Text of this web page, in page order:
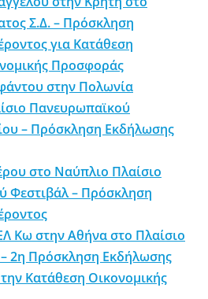
Σ.Δ. – Πρόσκληση
για Κατάθεση
Προσφοράς
στην Πολωνία
Πανευρωπαϊκού
– Πρόσκληση Εκδήλωσης
στο Ναύπλιο Πλαίσιο
Φεστιβάλ – Πρόσκληση
Κω στην Αθήνα στο Πλαίσιο
2η Πρόσκληση Εκδήλωσης
Κατάθεση Οικονομικής